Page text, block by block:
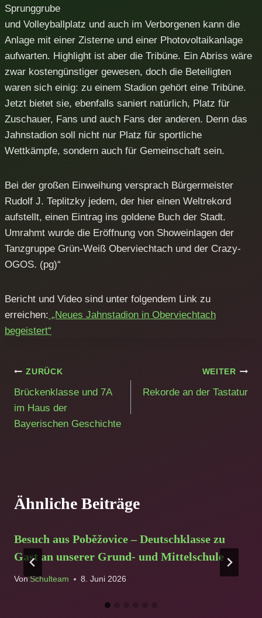
Sprunggrube
und Volleyballplatz und auch im Verborgenen kann die
Anlage mit einer Zisterne und einer Photovoltaikanlage
aufwarten. Highlight ist aber die Tribüne. Ein Abriss wäre
zwar kostengünstiger gewesen, doch die Beteiligten
waren sich einig: zu einem Stadion gehört eine Tribüne.
Jetzt bietet sie, ebenfalls saniert natürlich, Platz für
Zuschauer, Fans und auch Fans der anderen. Denn das
Jahnstadion soll nicht nur Platz für sportliche
Wettkämpfe, sondern auch für Gemeinschaft sein.
Bei der großen Einweihung versprach Bürgermeister
Rudolf J. Teplitzky jedem, der hier einen Weltrekord
aufstellt, einen Eintrag ins goldene Buch der Stadt.
Umrahmt wurde die Eröffnung von Showeinlagen der
Tanzgruppe Grün-Weiß Oberviechtach und der Crazy-
OGOS. (pg)“
Bericht und Video sind unter folgendem Link zu
erreichen: „Neues Jahnstadion in Oberviechtach
begeistert“
Beitragsnavigation
ZURÜCK
Brückenklasse und 7A
im Haus der
Bayerischen Geschichte
WEITER
Rekorde an der Tastatur
Ähnliche Beiträge
Besuch aus Poběžovice – Deutschklasse zu
Gast an unserer Grund- und Mittelschule
Von Schulteam 8. Juni 2026